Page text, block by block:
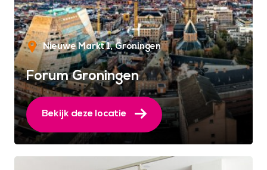
Nieuwe Markt 1 Groningen
Forum Groningen
Bekijk deze locatie